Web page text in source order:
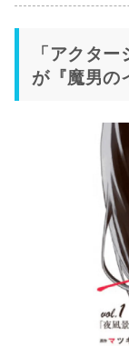
「アクタ
が『魔男の